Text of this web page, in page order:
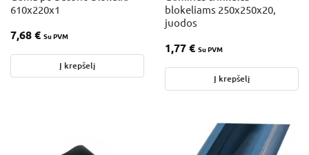
610x220x1
7,68€ Su PVM
Į krepšelį
blokeliams 250x250x20,
juodos
1,77€ Su PVM
Į krepšelį